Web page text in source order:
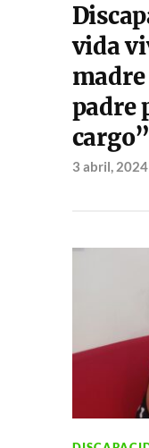
vida
padre
cargo”
3 abril, 2024